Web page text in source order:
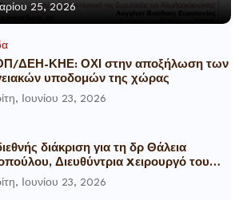
25, 2026
ΔΕΗ-ΚΗΕ: ΟΧΙ στην αποξήλωση των
υποδομών της χώρας
Ιουνίου 23, 2026
διάκριση για τη δρ Θάλεια
Διευθύντρια Xειρουργό του
General
Ιουνίου 23, 2026